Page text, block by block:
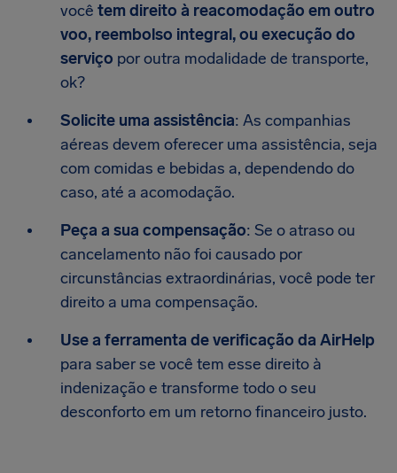
você tem direito à reacomodação em outro
voo, reembolso integral, ou execução do
serviço por outra modalidade de transporte,
ok?
Solicite uma assistência: As companhias
aéreas devem oferecer uma assistência, seja
com comidas e bebidas a, dependendo do
caso, até a acomodação.
Peça a sua compensação: Se o atraso ou
cancelamento não foi causado por
circunstâncias extraordinárias, você pode ter
direito a uma compensação.
Use a ferramenta de verificação da AirHelp
para saber se você tem esse direito à
indenização e transforme todo o seu
desconforto em um retorno financeiro justo.